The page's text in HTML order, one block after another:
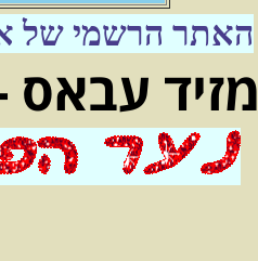
האתר הרשמי של
מזיד עבאס